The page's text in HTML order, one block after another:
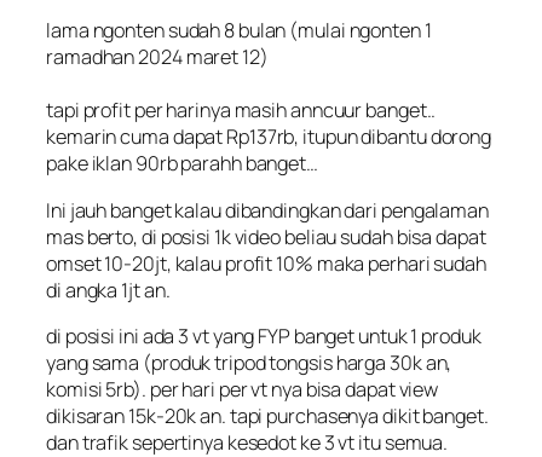
lama ngonten sudah 8 bulan (mulai ngonten 1
ramadhan 2024 maret 12)
tapi profit per harinya masih anncuur banget..
kemarin cuma dapat Rp137rb, itupun dibantu dorong
pake iklan 90rb parahh banget…
Ini jauh banget kalau dibandingkan dari pengalaman
mas berto, di posisi 1k video beliau sudah bisa dapat
omset 10-20jt, kalau profit 10% maka perhari sudah
di angka 1jt an.
di posisi ini ada 3 vt yang FYP banget untuk 1 produk
yang sama (produk tripod tongsis harga 30k an,
komisi 5rb). per hari per vt nya bisa dapat view
dikisaran 15k-20k an. tapi purchasenya dikit banget.
dan trafik sepertinya kesedot ke 3 vt itu semua.